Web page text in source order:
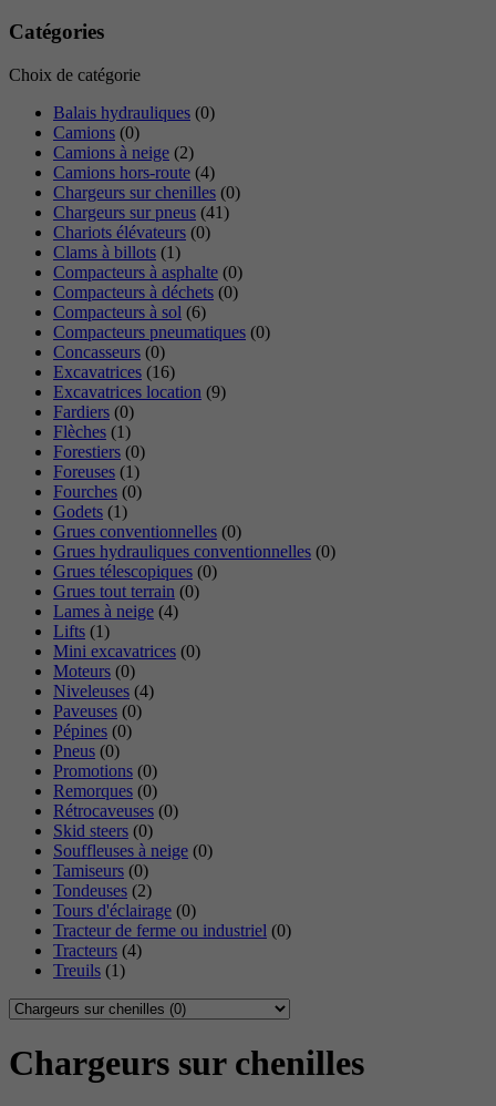
Catégories
Choix de catégorie
Balais hydrauliques (0)
Camions (0)
Camions à neige (2)
Camions hors-route (4)
Chargeurs sur chenilles (0)
Chargeurs sur pneus (41)
Chariots élévateurs (0)
Clams à billots (1)
Compacteurs à asphalte (0)
Compacteurs à déchets (0)
Compacteurs à sol (6)
Compacteurs pneumatiques (0)
Concasseurs (0)
Excavatrices (16)
Excavatrices location (9)
Fardiers (0)
Flèches (1)
Forestiers (0)
Foreuses (1)
Fourches (0)
Godets (1)
Grues conventionnelles (0)
Grues hydrauliques conventionnelles (0)
Grues télescopiques (0)
Grues tout terrain (0)
Lames à neige (4)
Lifts (1)
Mini excavatrices (0)
Moteurs (0)
Niveleuses (4)
Paveuses (0)
Pépines (0)
Pneus (0)
Promotions (0)
Remorques (0)
Rétrocaveuses (0)
Skid steers (0)
Souffleuses à neige (0)
Tamiseurs (0)
Tondeuses (2)
Tours d'éclairage (0)
Tracteur de ferme ou industriel (0)
Tracteurs (4)
Treuils (1)
Chargeurs sur chenilles